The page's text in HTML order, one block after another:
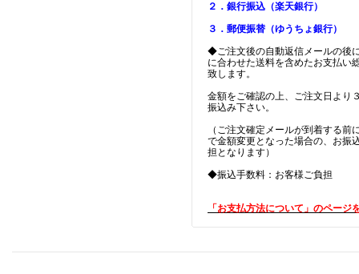
２．銀行振込（楽天銀行）
３．郵便振替（ゆうちょ銀行）
◆ご注文後の自動返信メールの後
に合わせた送料を含めたお支払い
致します。
金額をご確認の上、ご注文日より
振込み下さい。
（ご注文確定メールが到着する前
で金額変更となった場合の、お振
担となります）
◆振込手数料：お客様ご負担
「お支払方法について」のページ